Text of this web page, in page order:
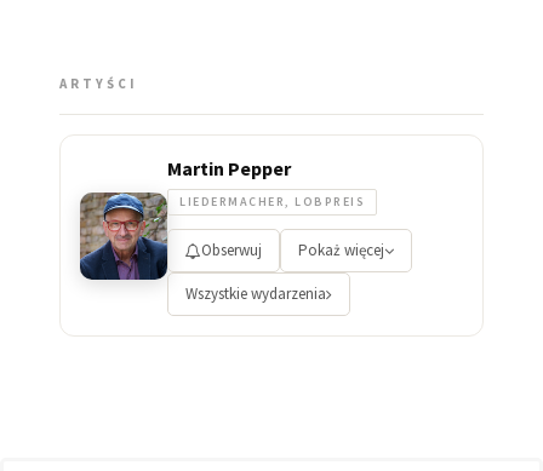
ARTYŚCI
Martin Pepper
LIEDERMACHER, LOBPREIS
Obserwuj Pokaż więcej
Wszystkie wydarzenia